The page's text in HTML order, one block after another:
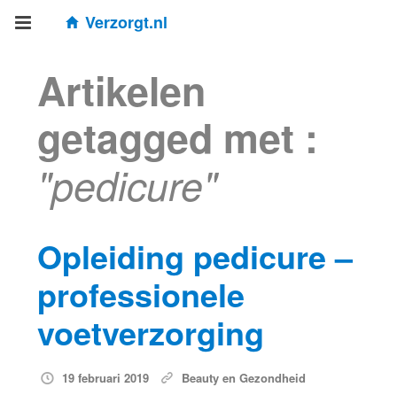
Verzorgt.nl
Artikelen
getagged met :
"pedicure"
Opleiding pedicure –
professionele
voetverzorging
19 februari 2019
Beauty en Gezondheid